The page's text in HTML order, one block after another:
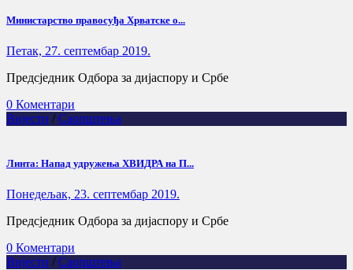
Министарство правосуђа Хрватске о...
Петак, 27. септембар 2019.
Предсједник Одбора за дијаспору и Србе
0 Коментари
Вијести / Саопштења
Линта: Напад удружења ХВИДРА на П...
Понедељак, 23. септембар 2019.
Предсједник Одбора за дијаспору и Србе
0 Коментари
Вијести / Саопштења